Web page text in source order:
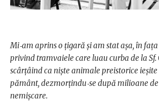
Mi‑am aprins o ţigară şi am stat aşa, în
privind tramvaiele care luau curba de la Sf.
scârţâind ca nişte animale preistorice ieşite
pământ, dezmorţindu‑se după milioane
nemişcare.